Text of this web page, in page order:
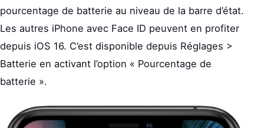
pourcentage de batterie au niveau de la barre d’état.
Les autres iPhone avec Face ID peuvent en profiter
depuis iOS 16. C’est disponible depuis Réglages >
Batterie en activant l’option « Pourcentage de
batterie ».